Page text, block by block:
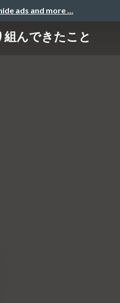
ads and more …
んできたこと